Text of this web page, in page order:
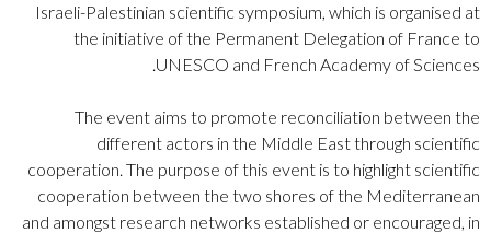
Israeli-Palestinian scientific symposium, which is organised at
the initiative of the Permanent Delegation of France to
UNESCO and French Academy of Sciences.
The event aims to promote reconciliation between the
different actors in the Middle East through scientific
cooperation. The purpose of this event is to highlight scientific
cooperation between the two shores of the Mediterranean
and amongst research networks established or encouraged, in